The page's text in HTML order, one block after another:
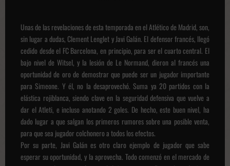
Unas de las revelaciones de esta temporada en el Atlético de Madrid, son,
sin lugar a dudas, Clement Lenglet y Javi Galán. El defensor francés, llegó
cedido desde el FC Barcelona, en principio, para ser el cuarto central. El
bajo nivel de Witsel, y la lesión de Le Normand, dieron al francés una
oportunidad de oro de demostrar que puede ser un jugador importante
para Simeone. Y él, no la desaprovechó. Suma ya 20 partidos con la
elástica rojiblanca, siendo clave en la seguridad defensiva que vuelve a
dar el Atleti, e incluso anotando 2 goles. De hecho, este buen nivel, ha
dado lugar a que salgan los primeros rumores sobre una posible venta,
para que sea jugador colchonero a todos los efectos.
Por su parte, Javi Galán es otro claro ejemplo de jugador que sabe
esperar su oportunidad, y la aprovecha. Todo comenzó en el mercado de